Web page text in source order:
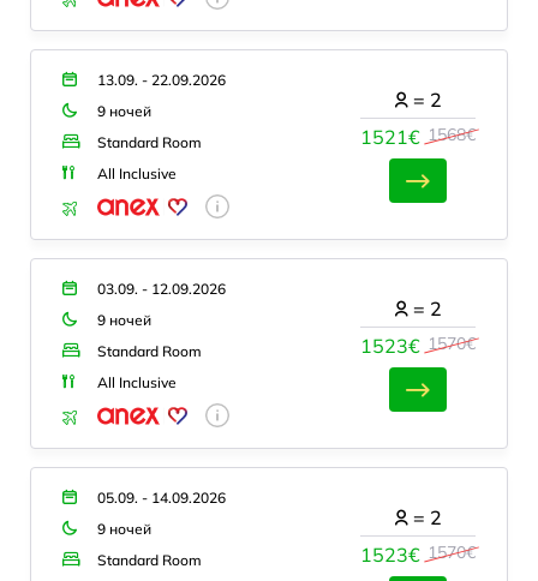
13.09. - 22.09.2026
9 ночей
Standard Room
All Inclusive
1521€ 1568€
= 2
03.09. - 12.09.2026
9 ночей
Standard Room
All Inclusive
1523€ 1570€
= 2
05.09. - 14.09.2026
9 ночей
Standard Room
1523€ 1570€
= 2